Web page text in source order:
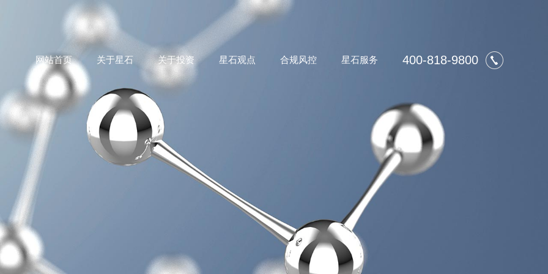
网站首页 关于星石 关于投资 星石观点 合规风控 星石服务 400-818-9800